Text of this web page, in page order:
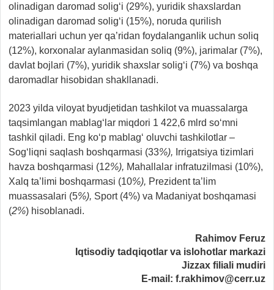
olinadigan daromad solig‘i (29%), yuridik shaxslardan
olinadigan daromad solig‘i (15%), noruda qurilish
materiallari uchun yer qa’ridan foydalanganlik uchun soliq
(12%), korxonalar aylanmasidan soliq (9%), jarimalar (7%),
davlat bojlari (7%), yuridik shaxslar solig‘i (7%) va boshqa
daromadlar hisobidan shakllanadi.
2023 yilda viloyat byudjetidan tashkilot va muassalarga
taqsimlangan mablag‘lar miqdori 1 422,6 mlrd so‘mni
tashkil qiladi. Eng ko‘p mablag‘ oluvchi tashkilotlar –
Sog‘liqni saqlash boshqarmasi (33%), Irrigatsiya tizimlari
havza boshqarmasi (12%), Mahallalar infratuzilmasi (10%),
Xalq ta’limi boshqarmasi (10%), Prezident ta’lim
muassasalari (5%), Sport (4%) va Madaniyat boshqamasi
(2%) hisoblanadi.
Rahimov Feruz
Iqtisodiy tadqiqotlar va islohotlar markazi
Jizzax filiali mudiri
E-mail: f.rakhimov@cerr.uz